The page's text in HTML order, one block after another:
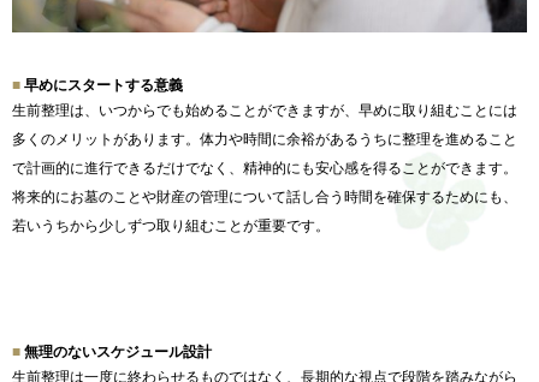
早めにスタートする意義
生前整理は、いつからでも始めることができますが、 早めに取り組むことには
多くのメリットがあります。 体力や時間に余裕があるうちに整理を進めること
で計画的に進行できるだけでなく、 精神的にも安心感を得ることができます。
将来的にお墓のことや財産の管理について話し合う時間を確保するためにも、
若いうちから少しずつ取り組むことが重要です。
無理のないスケジュール設計
生前整理は一度に終わらせるものではなく、 長期的な視点で段階を踏みながら